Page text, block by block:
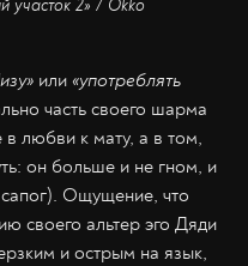
участок 2» / Okko
или «употреблять
часть своего шарма
любви к мату, а в том,
он больше и не гном, и
Ощущение, что
своего альтер эго Дяди
и острым на язык,